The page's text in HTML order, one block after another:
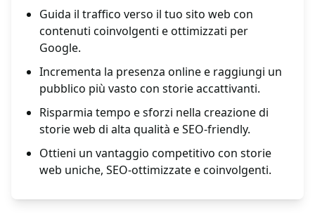
Guida il traffico verso il tuo sito web con
contenuti coinvolgenti e ottimizzati per
Google.
Incrementa la presenza online e raggiungi un
pubblico più vasto con storie accattivanti.
Risparmia tempo e sforzi nella creazione di
storie web di alta qualità e SEO-friendly.
Ottieni un vantaggio competitivo con storie
web uniche, SEO-ottimizzate e coinvolgenti.